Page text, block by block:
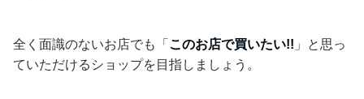
全く面識のないお店でも「 このお店で買いたい!! 」と思っ
ていただけるショップを目指しましょう。